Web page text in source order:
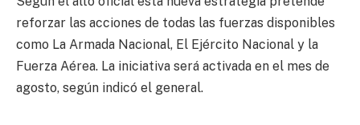
reforzar las acciones de todas las fuerzas disponibles
como La Armada Nacional, El Ejército Nacional y la
Fuerza Aérea. La iniciativa será activada en el mes de
agosto, según indicó el general.